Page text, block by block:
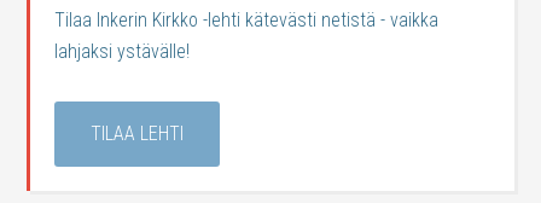
Tilaa Inkerin Kirkko -lehti kätevästi netistä - vaikka
lahjaksi ystävälle!
TILAA LEHTI